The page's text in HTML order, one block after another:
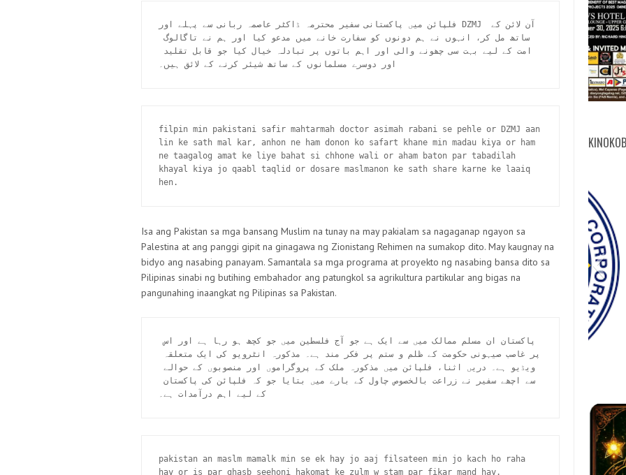
فلپائن میں پاکستانی سفیر محترمہ ڈاکٹر عاصمہ ربانی سے پہلے اور DZMJ آن لائن کے
اور دوسرے مسلمانوں کے ساتھ شیئر کرنے کے لائق ہیں۔
filpin min pakistani safir mahtarmah doctor asimah rabani se pehle or DZMJ aan
lin ke sath mal kar, anhon ne ham donon ko safart khane min madau kiya or ham
ne taagalog amat ke liye bahat si chhone wali or aham baton par tabadilah
khayal kiya jo qaabl taqlid or dosare maslmanon ke sath share karne ke laaiq
hen.
Isa ang Pakistan sa mga bansang Muslim na tunay na may pakialam sa nagaganap ngayon sa
Palestina at ang panggi gipit na ginagawa ng Zionistang Rehimen na sumakop dito. May kaugnay na
bidyo ang nasabing panayam. Samantala sa mga programa at proyekto ng nasabing bansa dito sa
Pilipinas sinabi ng butihing embahador ang patungkol sa agrikultura partikular ang bigas na
pangunahing inaangkat ng Pilipinas sa Pakistan.
پاکستان ان مسلم ممالک میں سے ایک ہے جو آج فلسطین میں جو کچھ ہو رہا ہے اور اس
کے لیے اہم درآمدات ہے۔
pakistan an maslm mamalk min se ek hay jo aaj filsateen min jo kach ho raha
hay or is par ghasb seehoni hakomat ke zulm w stam par fikar mand hay.
received_2589099828096569
Messenger_creation_41EE90AB-